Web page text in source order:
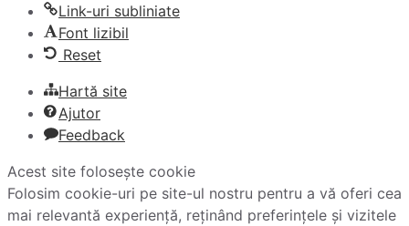
Link-uri subliniate
Font lizibil
Reset
Hartă site
Ajutor
Feedback
Acest site folosește cookie
Folosim cookie-uri pe site-ul nostru pentru a vă oferi cea
mai relevantă experiență, reținând preferințele și vizitele